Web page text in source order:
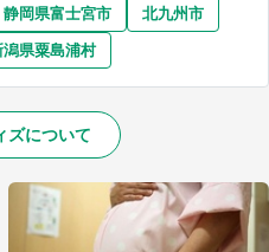
静岡県富士宮市
北九州市
潟県粟島浦村
ズについて